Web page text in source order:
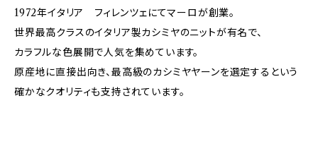
1972年イタリア フィレンツェにてマーロが創業。
世界最高クラスのイタリア製カシミヤのニットが有名で、
カラフルな色展開で人気を集めています。
原産地に直接出向き、最高級のカシミヤヤーンを選定するという
確かなクオリティも支持されています。